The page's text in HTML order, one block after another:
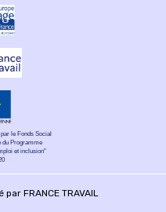
le Fonds Social
du Programme
et inclusion"
FRANCE TRAVAIL